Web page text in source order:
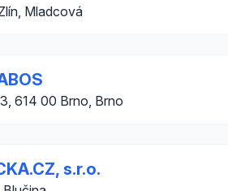
Mladcová
614 00 Brno, Brno
s.r.o.